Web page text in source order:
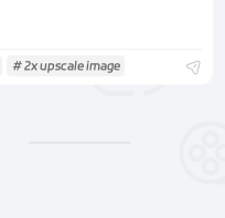
# 2x upscale image